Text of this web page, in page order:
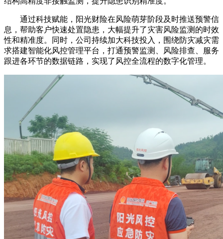
通过科技赋能，阳光财险在风险萌芽阶段及时推送预警信
息，帮助客户快速处置隐患，大幅提升了灾害风险监测的时效
性和精准度。同时，公司持续加大科技投入，围绕防灾减灾需
求搭建智能化风控管理平台，打通预警监测、风险排查、服务
跟进各环节的数据链路，实现了风控全流程的数字化管理。